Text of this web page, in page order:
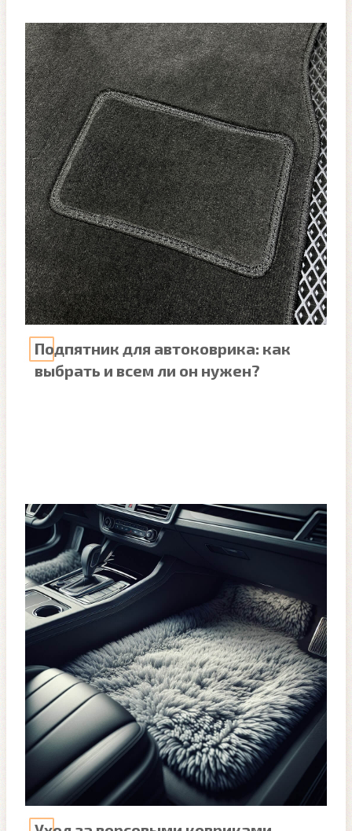
Подпятник для автоковрика: как
выбрать и всем ли он нужен?